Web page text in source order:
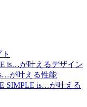
is…が叶えるデザイン
が叶える性能
SIMPLE is…が叶える